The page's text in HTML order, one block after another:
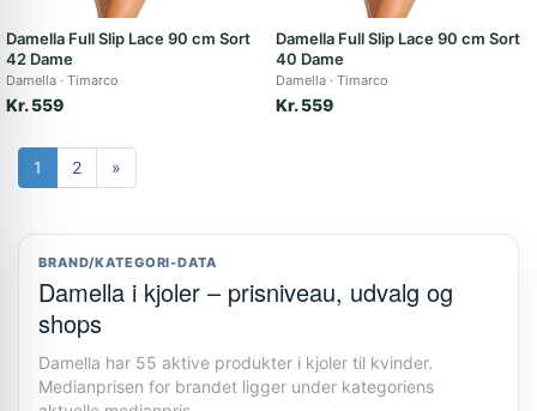
Damella Full Slip Lace 90 cm Sort
42 Dame
Damella Timarco
Kr. 559
Damella Full Slip Lace 90 cm Sort
40 Dame
Damella Timarco
Kr. 559
1 2 »
BRAND/KATEGORI-DATA
Damella i kjoler – prisniveau, udvalg og
shops
Damella har 55 aktive produkter i kjoler til kvinder.
Medianprisen for brandet ligger under kategoriens